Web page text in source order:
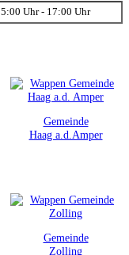
Uhr - 17:00 Uhr
Gemeinde
Haag a.d.Amper
Gemeinde
Zolling